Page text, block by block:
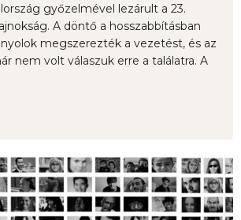
győzelmével lezárult a 23.
A döntő a hosszabbításban
megszerezték a vezetést, és az
nem volt válaszuk erre a találatra. A